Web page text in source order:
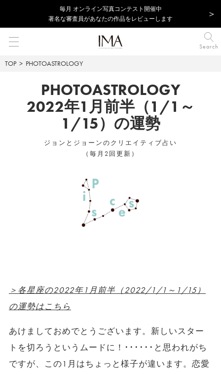
毎⽉ オンライン写真コンテスト開催中
著名な審査員があなたの作品をレビューします
Search
TOP PHOTOASTROLOGY
PHOTOASTROLOGY
2022年1月前半（1/1～
1/15）の運勢
ジョンとジョーンのクリエイティブ占い
（毎月2回更新）
＞各星座の2022年1月前半（2022/1/1～1/15）
の運勢はこちら
あけましておめでとうございます。新しいスター
トを切ろうというムードに！･･････と思われがち
ですが、この1月はちょっと様子が違います。恋愛